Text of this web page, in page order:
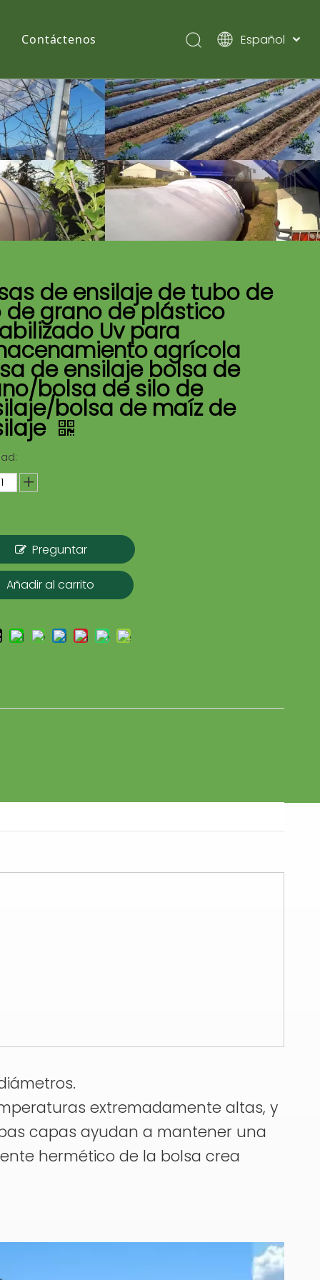
Contáctenos
Español
Pусский
de ensilaje de tubo de
de grano de plástico
Uv para
agrícola
de ensilaje bolsa de
bolsa de silo de
bolsa de maíz de
Preguntar
Añadir al carrito
extremadamente altas, y
capas ayudan a mantener una
hermético de la bolsa crea